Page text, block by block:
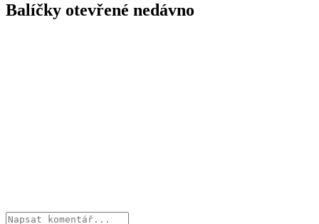
Balíčky otevřené nedávno